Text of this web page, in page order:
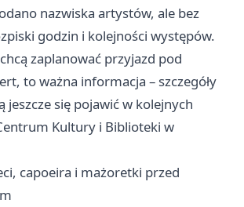
nazwiska artystów, ale bez
godzin i kolejności występów.
zaplanować przyjazd pod
to ważna informacja – szczegóły
się pojawić w kolejnych
Kultury i Biblioteki w
capoeira i mażoretki przed